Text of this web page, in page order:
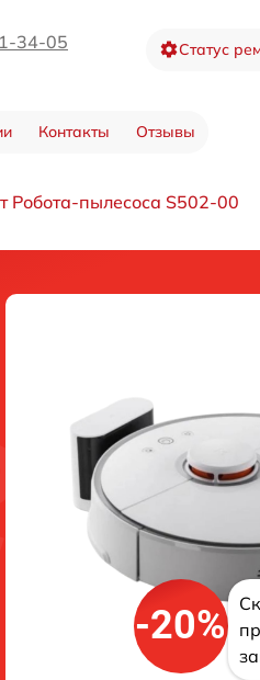
34-05 Статус
Контакты Отзывы
Робота-пылесоса S502-00
-20%